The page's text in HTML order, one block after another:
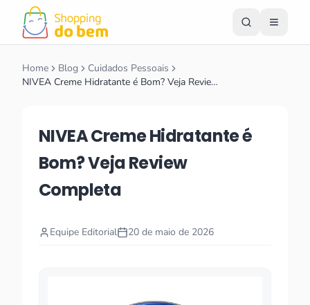
Home Blog
Cuidados Pessoais
NIVEA Creme Hidratante é Bom? Veja Revie…
NIVEA Creme Hidratante é
Bom? Veja Review
Completa
Equipe Editorial 20 de maio de 2026